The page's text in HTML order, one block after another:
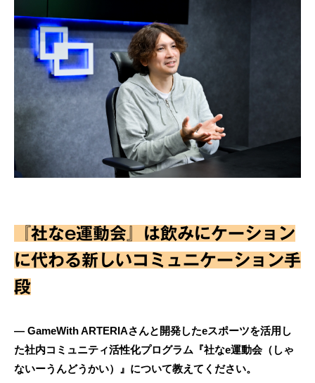
『社なe運動会』は飲みにケーション
に代わる新しいコミュニケーション手
段
― GameWith ARTERIAさんと開発したeスポーツを活用し
た社内コミュニティ活性化プログラム『社なe運動会（しゃ
ないーうんどうかい）』について教えてください。